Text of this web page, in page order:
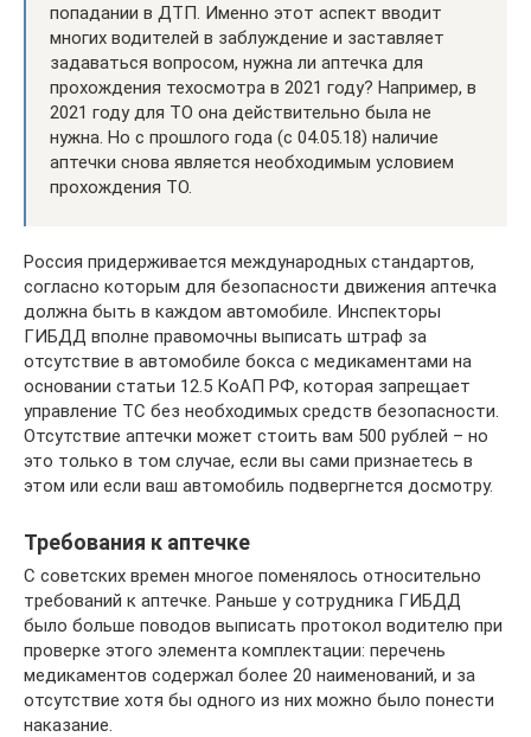
попадании в ДТП. Именно этот аспект вводит
многих водителей в заблуждение и заставляет
задаваться вопросом, нужна ли аптечка для
прохождения техосмотра в 2021 году? Например, в
2021 году для ТО она действительно была не
нужна. Но с прошлого года (с 04.05.18) наличие
аптечки снова является необходимым условием
прохождения ТО.
Россия придерживается международных стандартов,
согласно которым для безопасности движения аптечка
должна быть в каждом автомобиле. Инспекторы
ГИБДД вполне правомочны выписать штраф за
отсутствие в автомобиле бокса с медикаментами на
основании статьи 12.5 КоАП РФ, которая запрещает
управление ТС без необходимых средств безопасности.
Отсутствие аптечки может стоить вам 500 рублей – но
это только в том случае, если вы сами признаетесь в
этом или если ваш автомобиль подвергнется досмотру.
Требования к аптечке
С советских времен многое поменялось относительно
требований к аптечке. Раньше у сотрудника ГИБДД
было больше поводов выписать протокол водителю при
проверке этого элемента комплектации: перечень
медикаментов содержал более 20 наименований, и за
отсутствие хотя бы одного из них можно было понести
наказание.